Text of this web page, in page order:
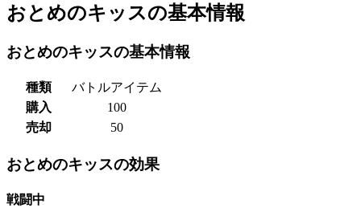
おとめのキッスの基本情報
おとめのキッスの基本情報
種類
バトルアイテム
購入
100
売却
50
おとめのキッスの効果
戦闘中